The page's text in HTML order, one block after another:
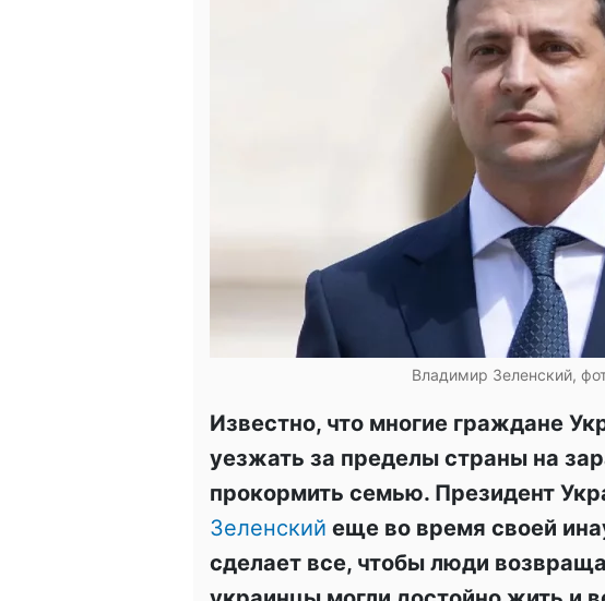
Владимир Зеленский,
Известно, что многие граждане
уезжать за пределы страны на
прокормить семью. Президент
Зеленский еще во время своей
сделает все, чтобы люди